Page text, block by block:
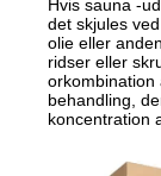
Hvis sauna -
det skjules
olie eller
ridser eller
orkombination
behandling,
koncentration